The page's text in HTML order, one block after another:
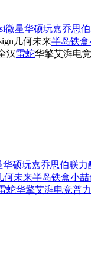
微星华硕玩嘉乔思伯
几何未来半岛铁盒
汉雷蛇华擎艾湃电竞
华硕玩嘉乔思伯联力
何未来半岛铁盒小喆
蛇华擎艾湃电竞普